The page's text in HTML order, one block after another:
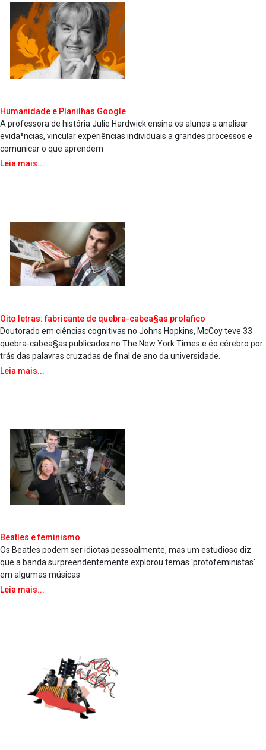
Humanidade e Planilhas Google
A professora de história Julie Hardwick ensina os alunos a analisar
evidaªncias, vincular experiências individuais a grandes processos e
comunicar o que aprendem
Leia mais...
Oito letras: fabricante de quebra-cabea§as prola­fico
Doutorado em ciências cognitivas no Johns Hopkins, McCoy teve 33
quebra-cabea§as publicados no The New York Times e éo cérebro por
trás das palavras cruzadas de final de ano da universidade.
Leia mais...
Beatles e feminismo
Os Beatles podem ser idiotas pessoalmente, mas um estudioso diz
que a banda surpreendentemente explorou temas 'protofeministas'
em algumas músicas
Leia mais...